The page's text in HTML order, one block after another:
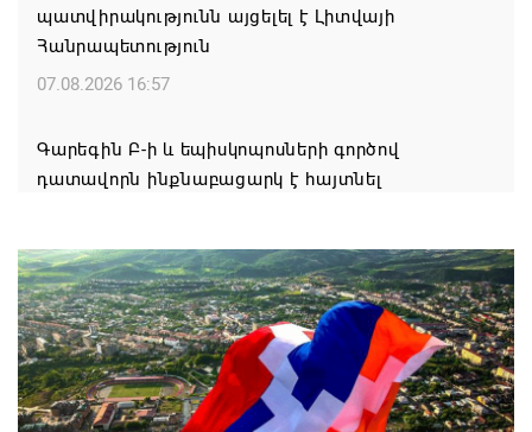
պատվիրակությունն այցելել է Լիտվայի
Հանրապետություն
07.08.2026 16:57
Գարեգին Բ-ի և եպիսկոպոսների գործով
դատավորն ինքնաբացարկ է հայտնել
Թուրքիան, Սաուդյան Արաբիան և Պակիստանը
ռազմական դաշինք ստեղծելու մասին
համաձայնագիր են ստորագրել
07.08.2026 16:43